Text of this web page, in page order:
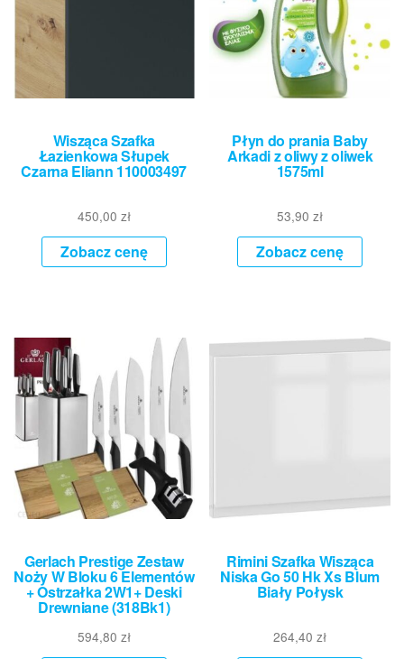
Wisząca Szafka
Łazienkowa Słupek
Czarna Eliann 110003497
450,00 zł
Zobacz cenę
Płyn do prania Baby
Arkadi z oliwy z oliwek
1575ml
53,90zł
Zobacz cenę
Gerlach Prestige Zestaw
Noży W Bloku 6 Elementów
+ Ostrzałka 2W1+ Deski
Drewniane (318Bk1)
594,80 zł
Rimini Szafka Wisząca
Niska Go 50 Hk Xs Blum
Biały Połysk
264,40zł